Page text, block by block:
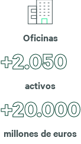
Oficinas
+2.050
activos
+20.000
millones de euros